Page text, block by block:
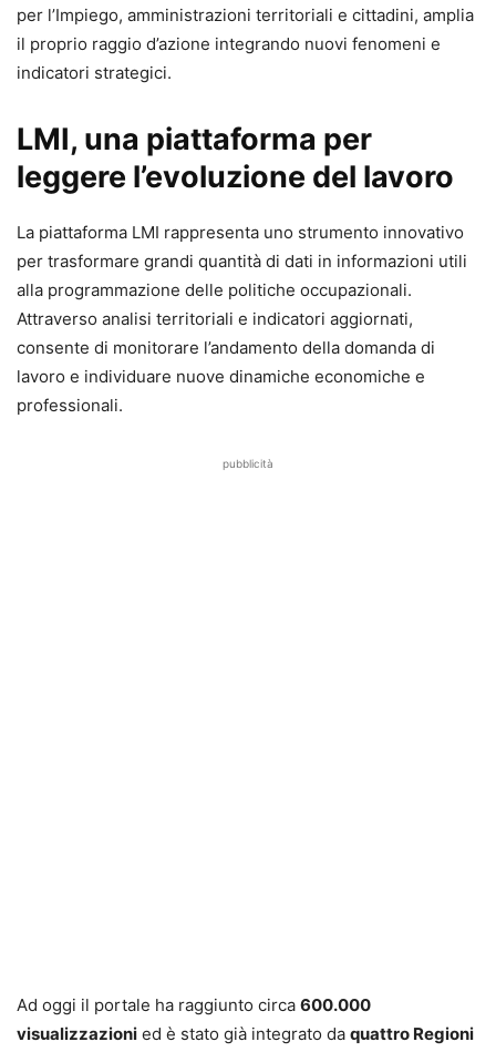
per l’Impiego, amministrazioni territoriali e cittadini, amplia
il proprio raggio d’azione integrando nuovi fenomeni e
indicatori strategici.
LMI, una piattaforma per
leggere l’evoluzione del lavoro
La piattaforma LMI rappresenta uno strumento innovativo
per trasformare grandi quantità di dati in informazioni utili
alla programmazione delle politiche occupazionali.
Attraverso analisi territoriali e indicatori aggiornati,
consente di monitorare l’andamento della domanda di
lavoro e individuare nuove dinamiche economiche e
professionali.
pubblicità
Ad oggi il portale ha raggiunto circa 600.000
visualizzazioni ed è stato già integrato da quattro Regioni